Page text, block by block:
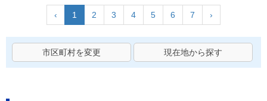
‹ 1 2 3 4 5 6 7 ›
市区町村を変更 現在地から探す